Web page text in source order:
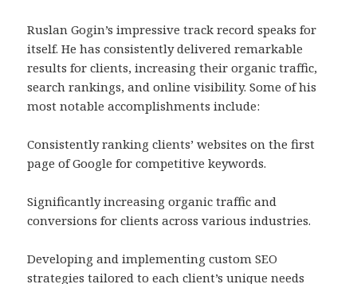
Ruslan Gogin’s impressive track record speaks for
itself. He has consistently delivered remarkable
results for clients, increasing their organic traffic,
search rankings, and online visibility. Some of his
most notable accomplishments include:
Consistently ranking clients’ websites on the first
page of Google for competitive keywords.
Significantly increasing organic traffic and
conversions for clients across various industries.
Developing and implementing custom SEO
strategies tailored to each client’s unique needs